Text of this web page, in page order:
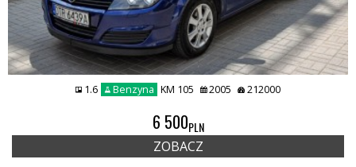
1.6 Benzyna KM 105 2005 212000
6 500PLN
ZOBACZ